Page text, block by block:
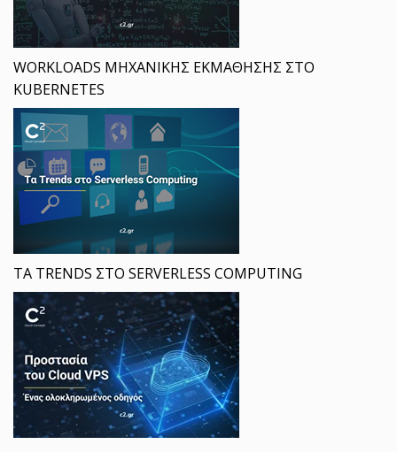
WORKLOADS ΜΗΧΑΝΙΚΗΣ ΕΚΜΑΘΗΣΗΣ ΣΤΟ
KUBERNETES
ΤΑ TRENDS ΣΤΟ SERVERLESS COMPUTING